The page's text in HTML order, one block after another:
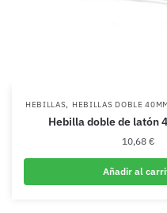
HEBILLAS, HEBILLAS DOBLE
Hebilla doble de latón
10,68 €
Añadir al